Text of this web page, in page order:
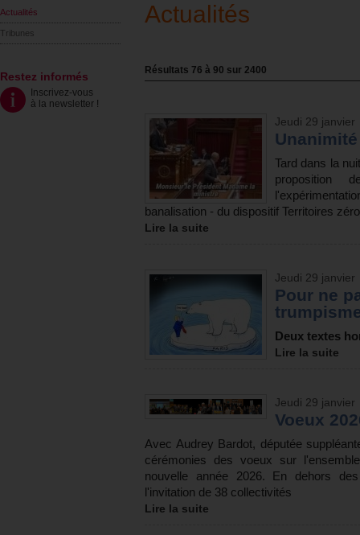
Actualités
Tribunes
Restez informés
Inscrivez-vous
à la newsletter !
Actualités
Résultats 76 à 90 sur 2400
Jeudi 29 janvier
Tard dans la
banalisation - du dispositif Territoires
Lire la suite
Jeudi 29 janvier
Pour ne
Deux textes
Lire la suite
Jeudi 29 janvier
Voeux
Avec Audrey Bardot, députée
cérémonies des voeux sur
nouvelle année 2026. En dehors
l'invitation de 38 collectivités
Lire la suite